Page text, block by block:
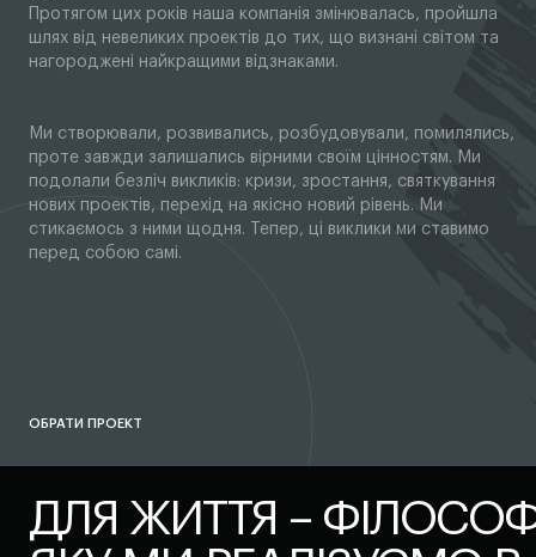
Протягом цих років наша компанія змінювалась, пройшла
шлях від невеликих проектів до тих, що визнані світом та
нагороджені найкращими відзнаками.
Ми створювали, розвивались, розбудовували, помилялись,
проте завжди залишались вірними своїм цінностям. Ми
подолали безліч викликів: кризи, зростання, святкування
нових проектів, перехід на якісно новий рівень. Ми
стикаємось з ними щодня. Тепер, ці виклики ми ставимо
перед собою самі.
ОБРАТИ ПРОЕКТ
ДЛЯ ЖИТТЯ –